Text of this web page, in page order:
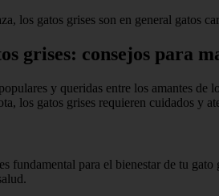
los gatos grises son en general gatos
grises: consejos para
y queridas entre los amantes
los gatos grises requieren cuidados y
fundamental para el bienestar de tu